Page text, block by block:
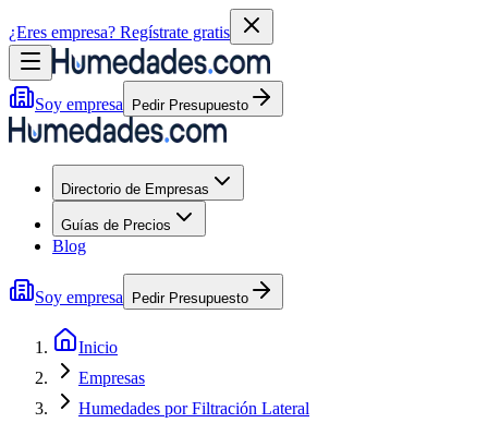
¿Eres empresa? Regístrate gratis
Soy empresa Pedir Presupuesto
Directorio de Empresas
Guías de Precios
Blog
Soy empresa Pedir Presupuesto
Inicio
Empresas
Humedades por Filtración Lateral